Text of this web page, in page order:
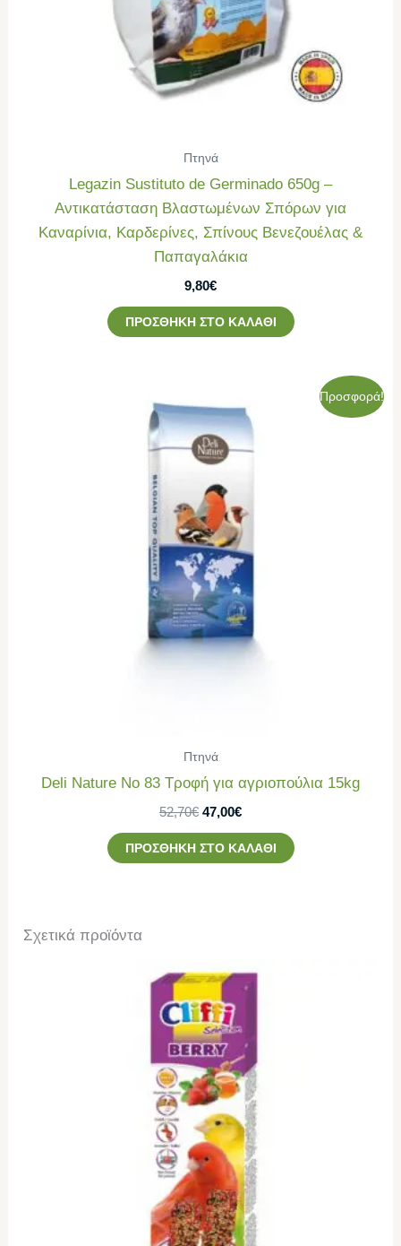
Πτηνά
Legazin Sustituto de Germinado 650g –
Αντικατάσταση Βλαστωμένων Σπόρων για
Καναρίνια, Καρδερίνες, Σπίνους Βενεζουέλας &
Παπαγαλάκια
9,80€
ΠΡΟΣΘΉΚΗ ΣΤΟ ΚΑΛΆΘΙ
Προσφορά!
Πτηνά
Deli Nature Νο 83 Τροφή για αγριοπούλια 15kg
52,70€
price
was:
52,70€.
47,00€
τρέχουσα
τιμή
είναι:
47,00€.
ΠΡΟΣΘΉΚΗ ΣΤΟ ΚΑΛΆΘΙ
Σχετικά προϊόντα